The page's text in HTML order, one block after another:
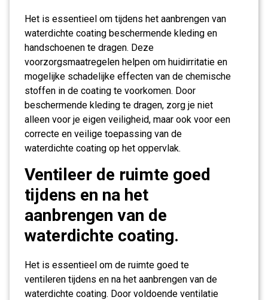
Het is essentieel om tijdens het aanbrengen van
waterdichte coating beschermende kleding en
handschoenen te dragen. Deze
voorzorgsmaatregelen helpen om huidirritatie en
mogelijke schadelijke effecten van de chemische
stoffen in de coating te voorkomen. Door
beschermende kleding te dragen, zorg je niet
alleen voor je eigen veiligheid, maar ook voor een
correcte en veilige toepassing van de
waterdichte coating op het oppervlak.
Ventileer de ruimte goed
tijdens en na het
aanbrengen van de
waterdichte coating.
Het is essentieel om de ruimte goed te
ventileren tijdens en na het aanbrengen van de
waterdichte coating. Door voldoende ventilatie